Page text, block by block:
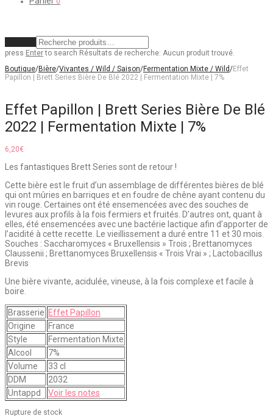
press Enterto search Résultats de recherche: Aucun produit trouvé.
Boutique/Bière/Vivantes / Wild / Saison/Fermentation Mixte / Wild/Effet
Papillon | Brett Series Bière De Blé 2022 | Fermentation Mixte | 7%
Effet Papillon | Brett Series Bière De Blé
2022 | Fermentation Mixte | 7%
6,20€
Les fantastiques Brett Series sont de retour !
Cette bière est le fruit d’un assemblage de différentes bières de blé
qui ont mûries en barriques et en foudre de chêne ayant contenu du
vin rouge. Certaines ont été ensemencées avec des souches de
levures aux profils à la fois fermiers et fruités. D’autres ont, quant à
elles, été ensemencées avec une bactérie lactique afin d’apporter de
l’acidité à cette recette. Le vieillissement a duré entre 11 et 30 mois.
Souches : Saccharomyces « Bruxellensis » Trois ; Brettanomyces
Claussenii ; Brettanomyces Bruxellensis « Trois Vrai » ; Lactobacillus
Brevis
Une bière vivante, acidulée, vineuse, à la fois complexe et facile à
boire.
Brasserie Effet Papillon
Origine
France
Style
Fermentation Mixte
Alcool
7%
Volume
33 cl
DDM
2032
Untappd
Voir les notes
Rupture de stock